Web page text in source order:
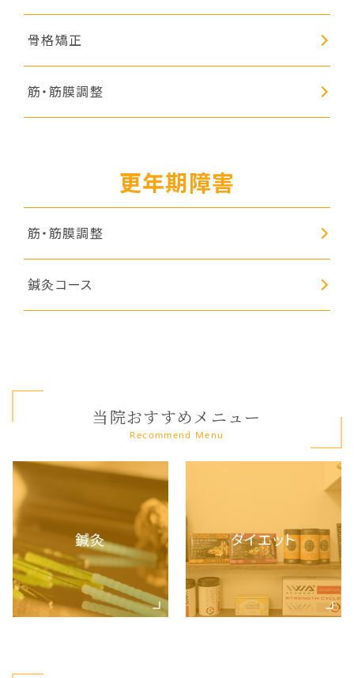
骨格矯正
筋・筋膜調整
更年期障害
筋・筋膜調整
鍼灸コース
当院おすすめメニュー
Recommend Menu
鍼灸 ダイエット